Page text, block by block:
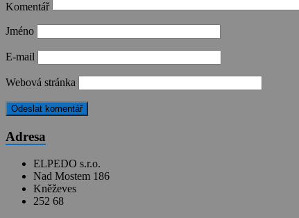
Komentář
Jméno
E-mail
Webová stránka
Adresa
ELPEDO s.r.o.
Nad Mostem 186
Kněževes
252 68